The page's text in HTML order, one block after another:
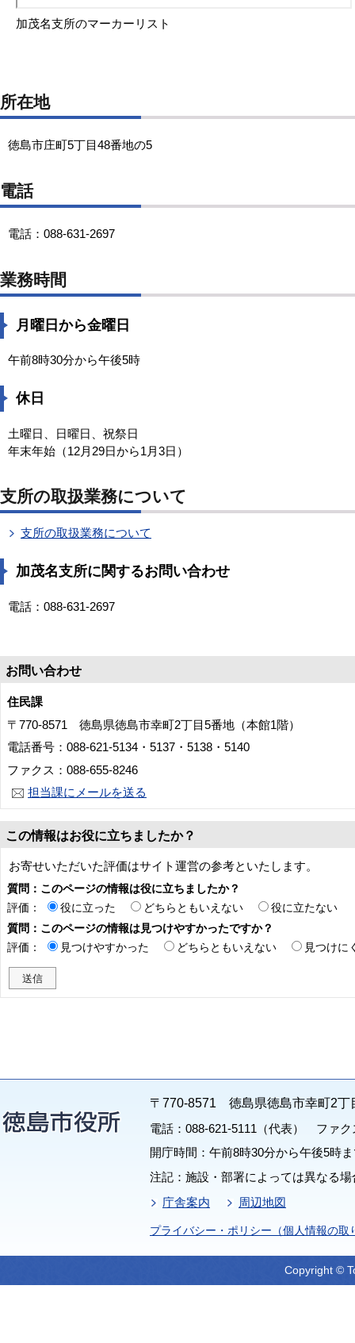
加茂名支所のマーカーリスト
所在地
徳島市庄町5丁目48番地の5
電話
電話：088-631-2697
業務時間
月曜日から金曜日
午前8時30分から午後5時
休日
土曜日、日曜日、祝祭日
年末年始（12月29日から1月3日）
支所の取扱業務について
支所の取扱業務について
加茂名支所に関するお問い合わせ
電話：088-631-2697
お問い合わせ
住民課
〒770-8571 徳島県徳島市幸町2丁目5番地（本館1階）
電話番号：088-621-5134・5137・5138・5140
ファクス：088-655-8246
担当課にメールを送る
この情報はお役に立ちましたか？
お寄せいただいた評価はサイト運営の参考といたします。
質問：このページの情報は役に立ちましたか？
評価：
役に立った どちらともいえない
役に立たない
質問：このページの情報は見つけやすかったですか？
評価：
見つけやすかった どちらともいえない 見つけに
〒770-8571 徳島県徳島市幸町2丁
電話：088-621-5111（代表） ファク
開庁時間：午前8時30分から午後5時
注記：施設・部署によっては異なる
庁舎案内
周辺地図
プライバシー・ポリシー（個人情報の取
Copyright ©